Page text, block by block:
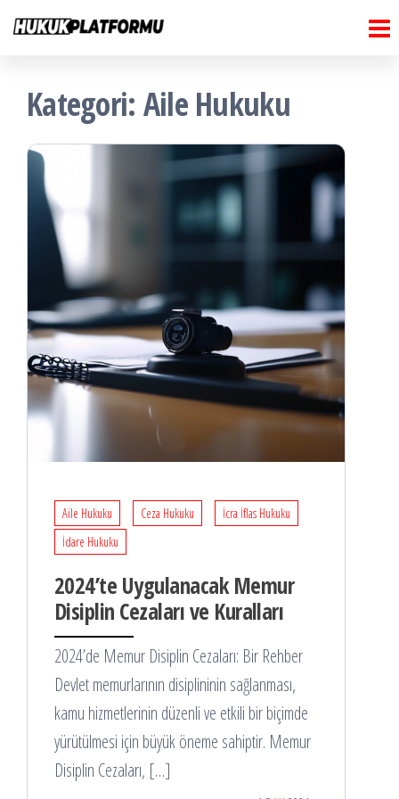
İçeriğe
atla
Kategori: Aile Hukuku
Aile Hukuku Ceza Hukuku
İcra İflas Hukuku
İdare Hukuku
2024’te Uygulanacak Memur
Disiplin Cezaları ve Kuralları
2024’de Memur Disiplin Cezaları: Bir Rehber
Devlet memurlarının disiplininin sağlanması,
kamu hizmetlerinin düzenli ve etkili bir biçimde
yürütülmesi için büyük öneme sahiptir. Memur
Disiplin Cezaları, […]